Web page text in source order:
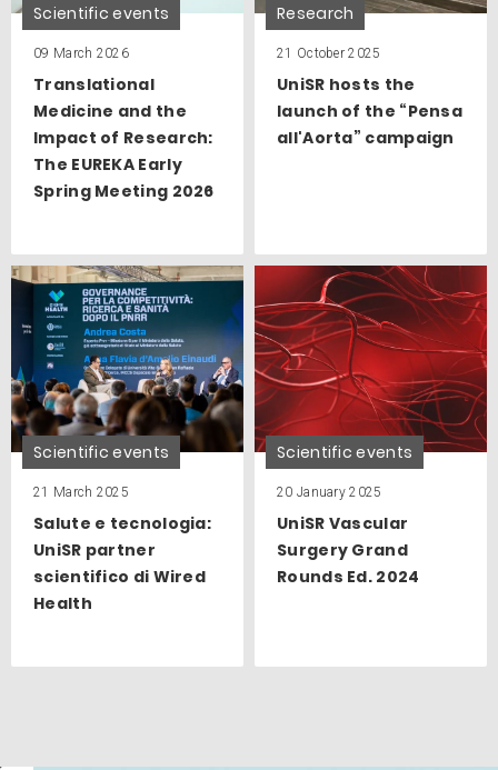
Scientific events
09 March 2026
Translational
Medicine and the
Impact of Research:
The EUREKA Early
Spring Meeting 2026
Research
21 October 2025
UniSR hosts the
launch of the “Pensa
all'Aorta” campaign
Scientific events
21 March 2025
Salute e tecnologia:
UniSR partner
scientifico di Wired
Health
Scientific events
20 January 2025
UniSR Vascular
Surgery Grand
Rounds Ed. 2024